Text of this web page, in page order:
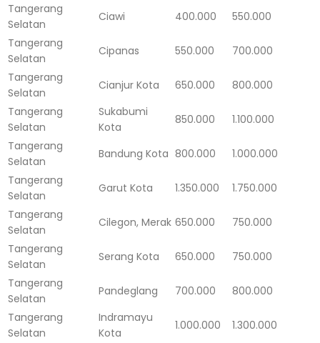
Tangerang
Selatan
Ciawi 400.000
550.000
Tangerang
Selatan
Cipanas 550.000
700.000
Tangerang
Selatan
Cianjur Kota 650.000
800.000
Tangerang
Selatan
Sukabumi
Kota
850.000
1.100.000
Tangerang
Selatan
Bandung Kota 800.000
1.000.000
Tangerang
Selatan
Garut Kota 1.350.000
1.750.000
Tangerang
Selatan
Cilegon, Merak 650.000
750.000
Tangerang
Selatan
Serang Kota 650.000
750.000
Tangerang
Selatan
Pandeglang 700.000
800.000
Tangerang
Selatan
Indramayu
Kota
1.000.000
1.300.000